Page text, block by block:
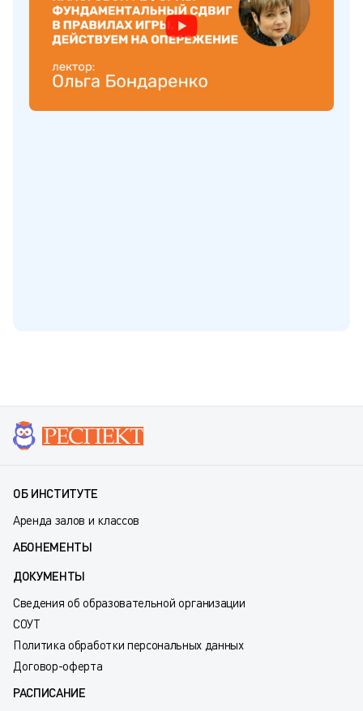
ОБ ИНСТИТУТЕ
Аренда залов и классов
АБОНЕМЕНТЫ
ДОКУМЕНТЫ
Сведения об образовательной организации
СОУТ
Политика обработки персональных данных
Договор-оферта
РАСПИСАНИЕ